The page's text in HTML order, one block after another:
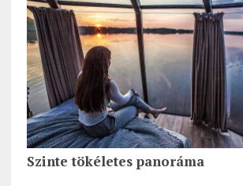
Szinte tökéletes panoráma